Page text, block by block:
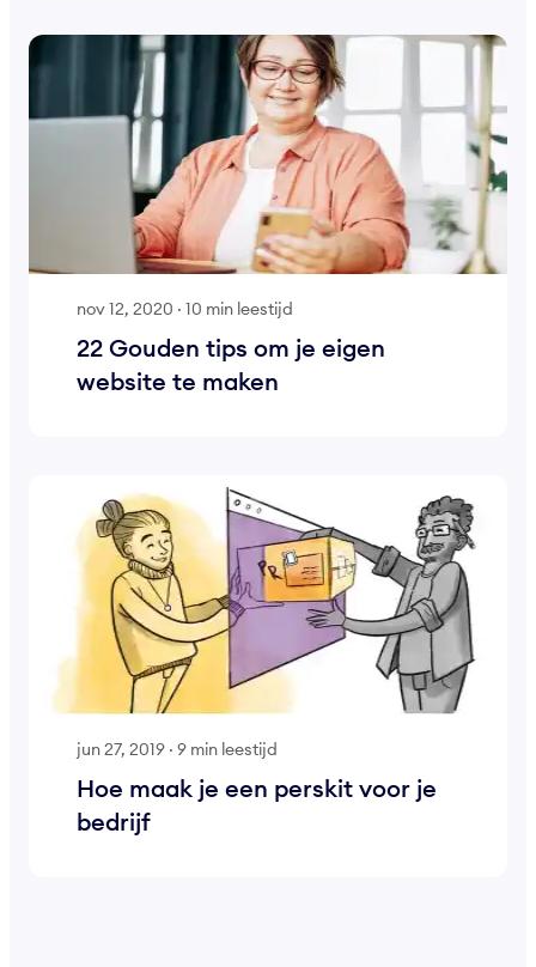
nov 12, 2020 · 10 min leestijd
22 Gouden tips om je eigen
website te maken
jun 27, 2019 · 9 min leestijd
Hoe maak je een perskit voor je
bedrijf